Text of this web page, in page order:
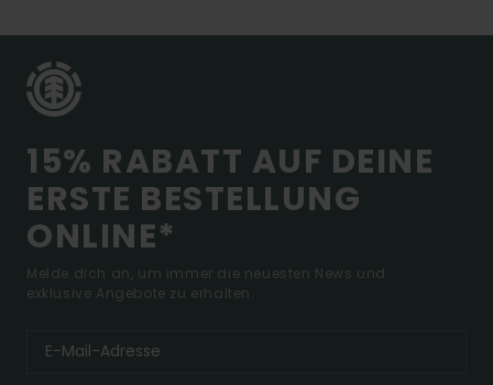
15% RABATT AUF DEINE
ERSTE BESTELLUNG
ONLINE*
Melde dich an, um immer die neuesten News und
exklusive Angebote zu erhalten.